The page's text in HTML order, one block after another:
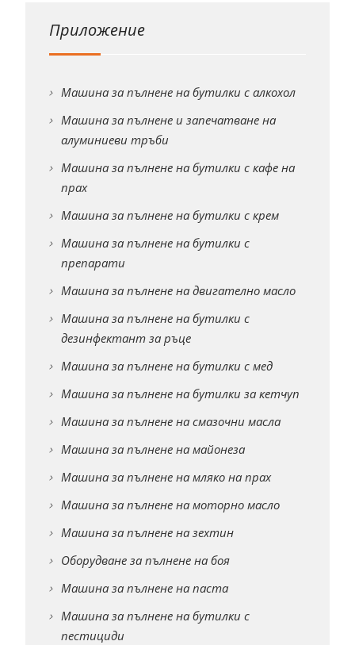
Приложение
Машина за пълнене на бутилки с алкохол
Машина за пълнене и запечатване на
алуминиеви тръби
Машина за пълнене на бутилки с кафе на
прах
Машина за пълнене на бутилки с крем
Машина за пълнене на бутилки с
препарати
Машина за пълнене на двигателно масло
Машина за пълнене на бутилки с
дезинфектант за ръце
Машина за пълнене на бутилки с мед
Машина за пълнене на бутилки за кетчуп
Машина за пълнене на смазочни масла
Машина за пълнене на майонеза
Машина за пълнене на мляко на прах
Машина за пълнене на моторно масло
Машина за пълнене на зехтин
Оборудване за пълнене на боя
Машина за пълнене на паста
Машина за пълнене на бутилки с
пестициди